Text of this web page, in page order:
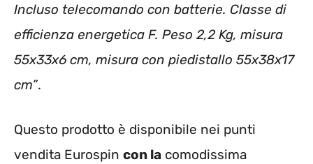
Incluso telecomando con batterie. Classe di
efficienza energetica F. Peso 2,2 Kg, misura
55x33x6 cm, misura con piedistallo 55x38x17
cm”.
Questo prodotto è disponibile nei punti
vendita Eurospin con la comodissima